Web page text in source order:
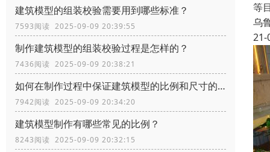
建筑模型的组装校验需要用到哪些标准？
7593阅读 2025-09-09 20:39:55
制作建筑模型的组装校验过程是怎样的？
7436阅读 2025-09-09 20:38:21
如何在制作过程中保证建筑模型的比例和尺寸的准确性？
7942阅读 2025-09-09 20:34:20
建筑模型制作有哪些常见的比例？
8243阅读 2025-09-09 20:32:15
等
乌
21-